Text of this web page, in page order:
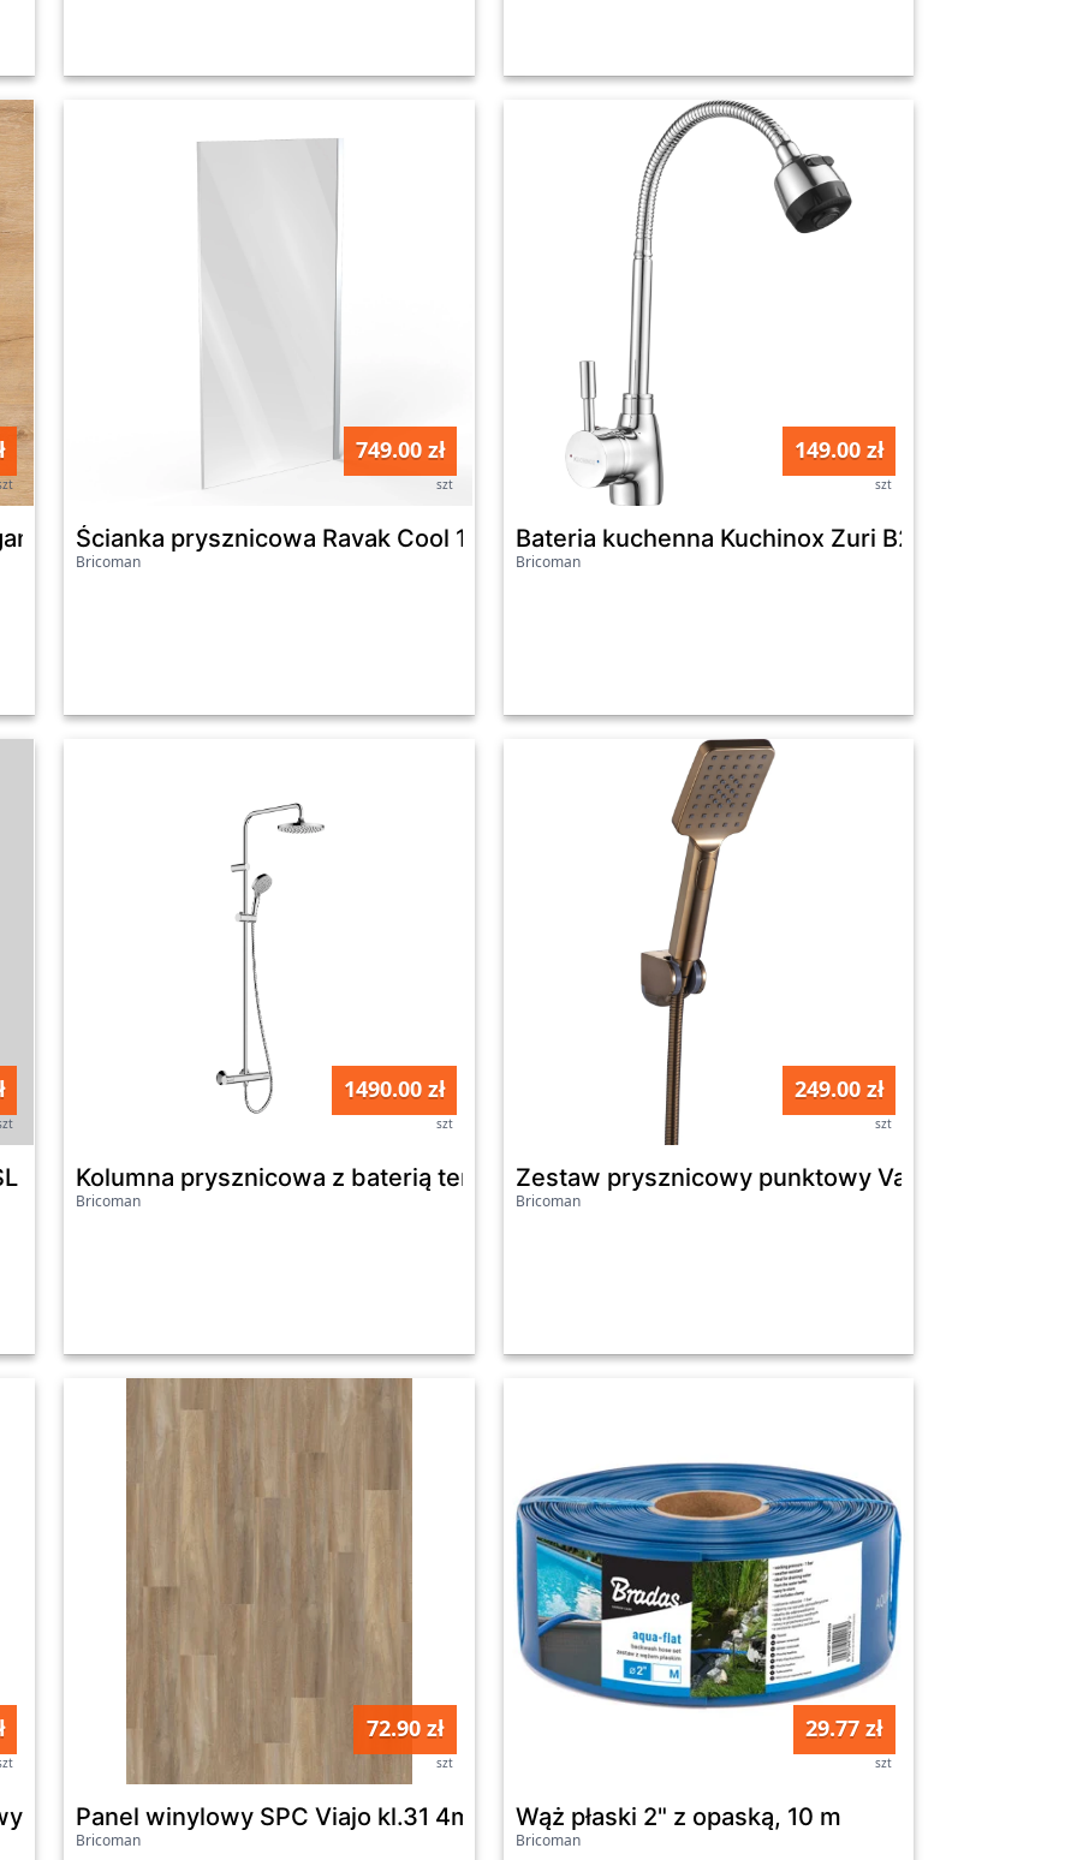
kl.32 4mm op.1,757m2 wodoodporny
749.00 zł
szt
Ścianka prysznicowa Ravak Cool 100 x 195 cm chrom
Bricoman
149.00 zł
szt
Bateria kuchenna Kuchinox Zuri B27_061D
Bricoman
SQ 300x300 antracyt
1490.00 zł
szt
Kolumna prysznicowa z baterią termostatyczną Hansgrohe Blend 26089000
Bricoman
249.00 zł
szt
Zestaw prysznicowy punktowy Valvex Loft
Bricoman
Deante Arnika - Cejlo NTT_N9QP
72.90 zł
szt
Panel winylowy SPC Viajo kl.31 4mm op.1,52m2 wodoodporny
Bricoman
29.77 zł
szt
Wąż płaski 2" z opaską, 10 m
Bricoman